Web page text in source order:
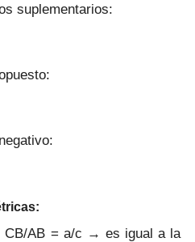
suplementarios:
uesto:
negativo:
CB/AB = a/c → es igual a la